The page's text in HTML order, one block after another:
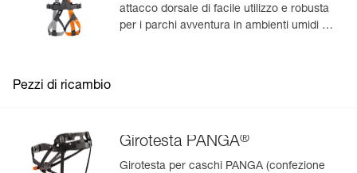
attacco dorsale di facile utilizzo e robusta
per i parchi avventura in ambienti umidi e
Pezzi di ricambio
Girotesta PANGA®
Girotesta per caschi PANGA (confezione